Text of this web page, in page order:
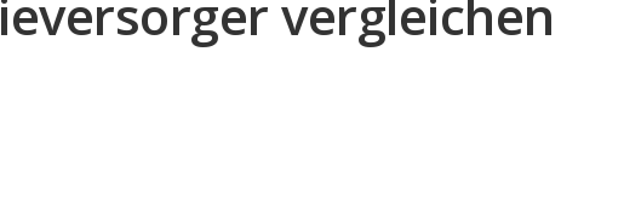
vergleichen